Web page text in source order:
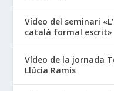
Vídeo del seminari
català formal escrit»
Vídeo de la jornada
Llúcia Ramis